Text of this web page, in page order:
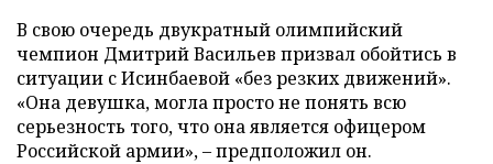
В свою очередь двукратный олимпийский
чемпион Дмитрий Васильев призвал обойтись в
ситуации с Исинбаевой «без резких движений».
«Она девушка, могла просто не понять всю
серьезность того, что она является офицером
Российской армии», – предположил он.